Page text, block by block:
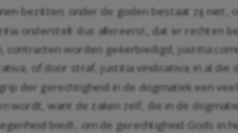
bezitten; onder de goden bestaat zij
onderstelt dus allereerst, dat er rechten
worden geëerbiedigd, justitia
of door straf, justitia vindicativa; in al
der gerechtigheid in de dogmatiek een
wordt, want de zaken zelf, die in de
biedt, om de gerechtigheid Gods in